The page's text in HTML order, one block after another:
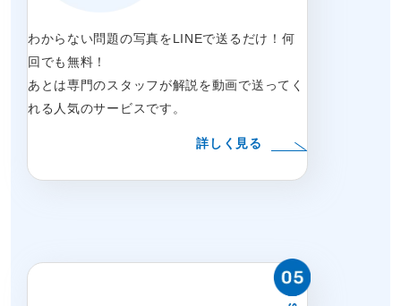
わからない問題の写真をLINEで送るだけ！何
回でも無料！
あとは専門のスタッフが解説を動画で送ってく
れる人気のサービスです。
詳しく見る